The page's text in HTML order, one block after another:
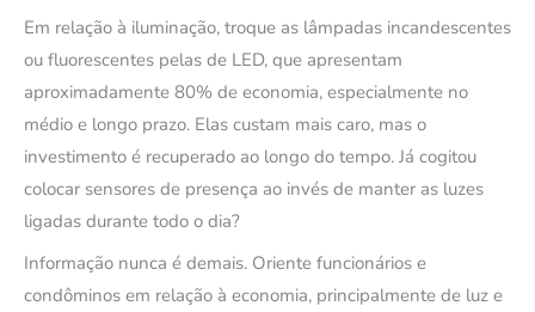
Em relação à iluminação, troque as lâmpadas incandescentes
ou fluorescentes pelas de LED, que apresentam
aproximadamente 80% de economia, especialmente no
médio e longo prazo. Elas custam mais caro, mas o
investimento é recuperado ao longo do tempo. Já cogitou
colocar sensores de presença ao invés de manter as luzes
ligadas durante todo o dia?
Informação nunca é demais. Oriente funcionários e
condôminos em relação à economia, principalmente de luz e